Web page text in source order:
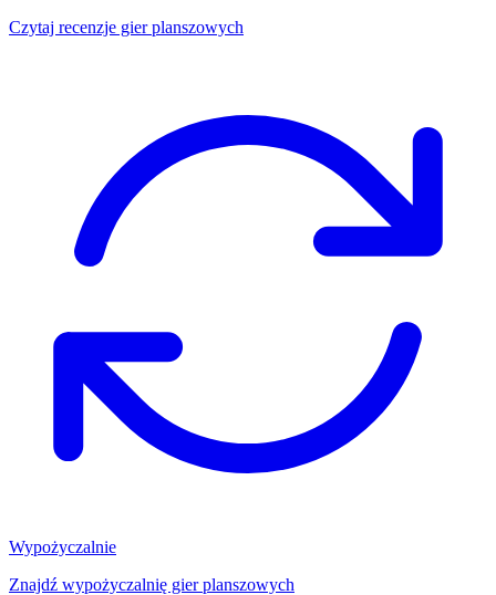
Czytaj recenzje gier planszowych
Wypożyczalnie
Znajdź wypożyczalnię gier planszowych